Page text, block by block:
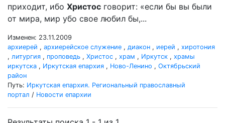
приходит, ибо Христос говорит: «если бы вы были
от мира, мир убо свое любил бы,...
Изменен: 23.11.2009
архиерей , архиерейское служение , диакон , иерей , хиротония
, литургия , проповедь , Христос , храм , Иркутск , храмы
иркутска , Иркутская епархия , Ново-Ленино , Октябрьский
район
Путь: Иркутская епархия. Региональный православный
портал / Новости епархии